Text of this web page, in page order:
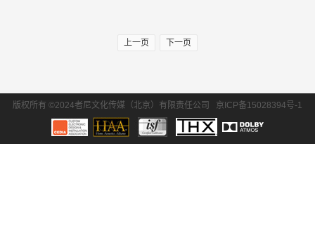
上一页 下一页
版权所有 ©2024者尼文化传媒（北京）有限责任公司 京ICP备15028394号-1